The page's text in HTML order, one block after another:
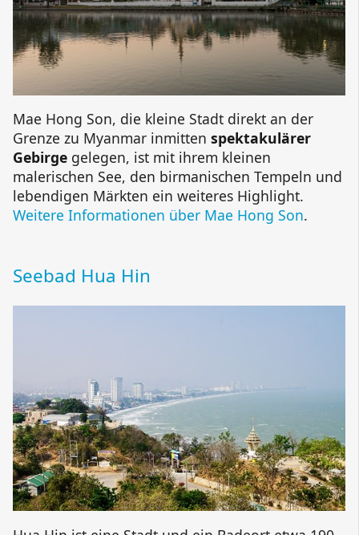
Mae Hong Son, die kleine Stadt direkt an der
Grenze zu Myanmar inmitten spektakulärer
Gebirge gelegen, ist mit ihrem kleinen
malerischen See, den birmanischen Tempeln und
lebendigen Märkten ein weiteres Highlight.
Weitere Informationen über Mae Hong Son.
Seebad Hua Hin